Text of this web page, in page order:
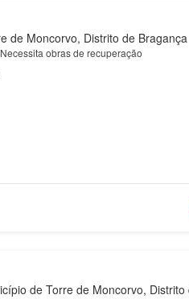
de Moncorvo, Distrito de Bragança
obras de recuperação
de Torre de Moncorvo, Distrito